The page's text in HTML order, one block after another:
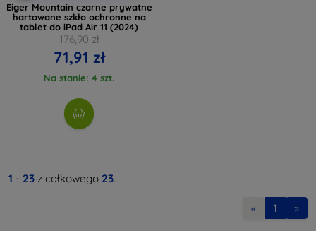
Eiger Mountain czarne prywatne
hartowane szkło ochronne na
tablet do iPad Air 11 (2024)
176,90 zł
71,91 zł
Na stanie: 4 szt.
1 - 23 z całkowego 23.
« 1 »